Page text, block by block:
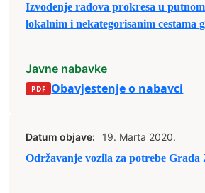
Izvođenje radova prokresa u
lokalnim i nekategorisanim cestama
Javne nabavke
Obavjestenje o nabavci
Datum objave:
19. Marta 2020.
Održavanje vozila za potrebe Grada